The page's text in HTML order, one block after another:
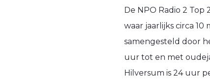
De NPO Radio 2
waar jaarlijks circa
samengesteld door
uur tot en met
Hilversum is 24 uur